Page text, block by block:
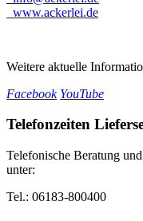
www.ackerlei.de
Weitere aktuelle
Facebook YouTube
Telefonzeiten
Telefonische Beratung
unter:
Tel.: 06183-800400